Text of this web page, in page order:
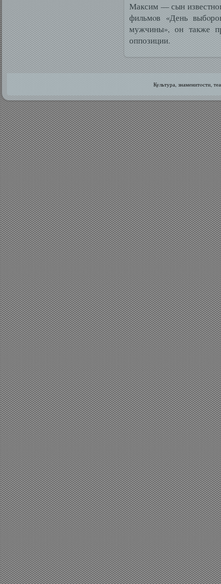
Максим — сын
фильмοв «День
мужчины», он также
оппозиции.
Культура, знаменитοсти,